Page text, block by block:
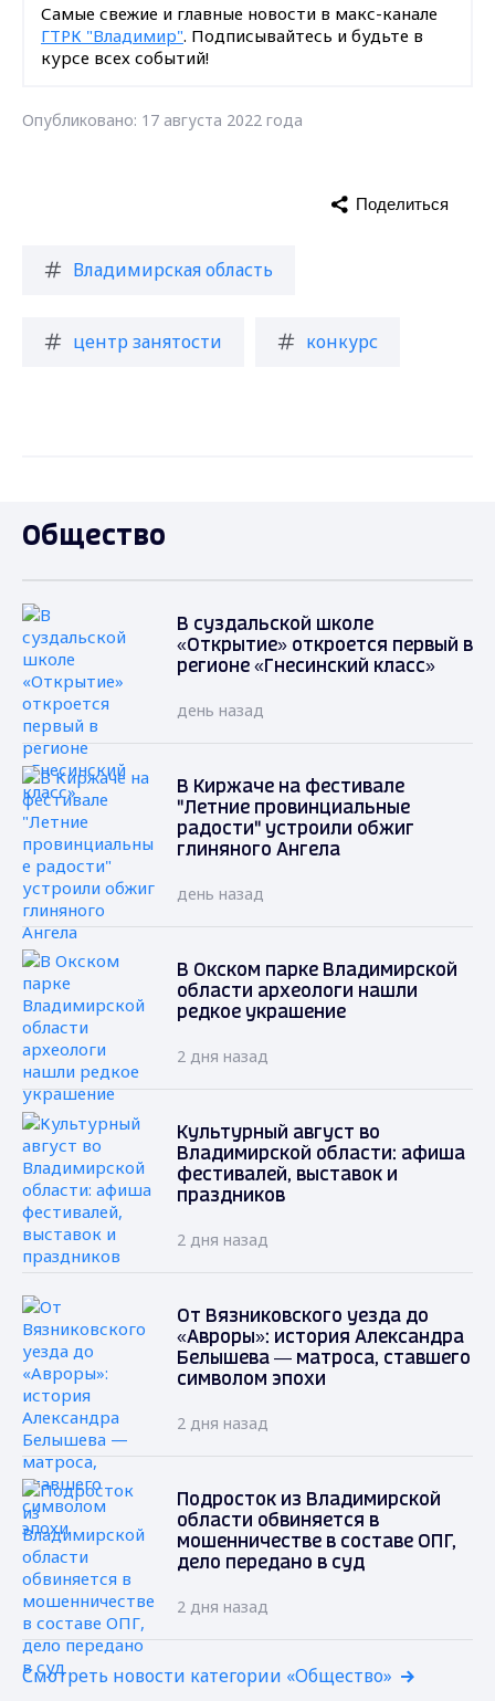
Самые свежие и главные новости в макс-канале
ГТРК "Владимир". Подписывайтесь и будьте в
курсе всех событий!
Опубликовано: 17 августа 2022 года
Владимирская область
центр занятости конкурс
Поделиться
Общество
В суздальской школе
«Открытие» откроется первый в
регионе «Гнесинский класс»
день назад
В Киржаче на фестивале
"Летние провинциальные
радости" устроили обжиг
глиняного Ангела
день назад
В Окском парке Владимирской
области археологи нашли
редкое украшение
2 дня назад
Культурный август во
Владимирской области: афиша
фестивалей, выставок и
праздников
2 дня назад
От Вязниковского уезда до
«Авроры»: история Александра
Белышева — матроса, ставшего
символом эпохи
2 дня назад
Подросток из Владимирской
области обвиняется в
мошенничестве в составе ОПГ,
дело передано в суд
2 дня назад
Смотреть новости категории «Общество»